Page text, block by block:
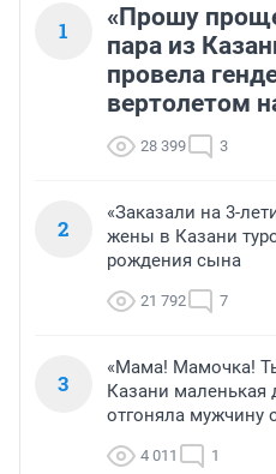
1
«Прошу
пара из
провела
вертолетом
28 399 3
2
«Заказали на 3-
жены в Казани
рождения сына
21 792 7
3
«Мама! Мамочка!
Казани маленькая
отгоняла мужчину
4 011 1